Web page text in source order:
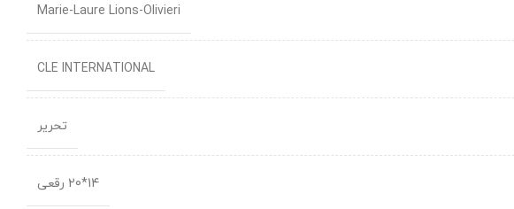
Marie-Laure Lions-Olivieri
CLE INTERNATIONAL
تحریر
14*20 رقعی